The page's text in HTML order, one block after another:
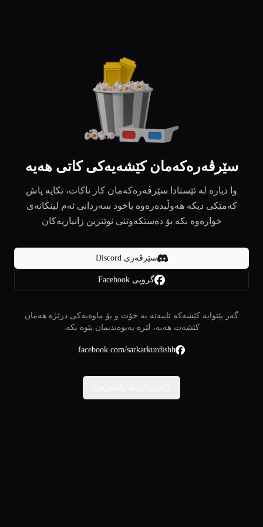
سێرڤەرەکەمان کێشەیەکی کاتی هەیە
وا دیارە لە ئێستادا سێرڤەرەکەمان کار ناکات، تکایە پاش
کەمێکی دیکە هەوڵبدەرەوە یاخود سەردانی ئەم لینکانەی
خوارەوە بکە بۆ دەستکەوتنی نوێترین زانیاریەکان
سێرڤەری Discord
گروپی Facebook
گەر پێتوایە کێشەکە تایبەتە بە خۆت و بۆ ماوەیەکی درێژە هەمان
کێشەت هەیە، لێرە پەیوەندیمان پێوە بکە:
facebook.com/sarkarkurdishh